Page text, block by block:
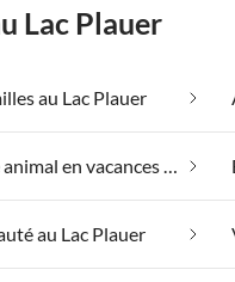
Lac Plauer
au Lac Plauer
Emmener votre animal en vacances au Lac Plauer
au Lac Plauer